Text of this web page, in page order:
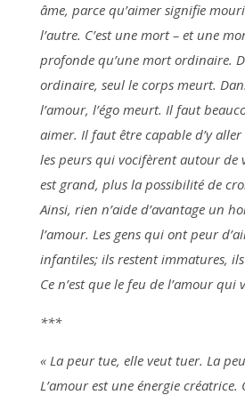
âme, parce qu’aimer signifie
l’autre. C’est une mort – et une
profonde qu’une mort ordinaire.
ordinaire, seul le corps meurt.
l’amour, l’égo meurt. Il faut
aimer. Il faut être capable d’y
les peurs qui vocifèrent autour de
est grand, plus la possibilité de
Ainsi, rien n’aide d’avantage un
l’amour. Les gens qui ont peur
infantiles; ils restent immatures,
Ce n’est que le feu de l’amour
***
« La peur tue, elle veut tuer. La
L’amour est une énergie créatrice.